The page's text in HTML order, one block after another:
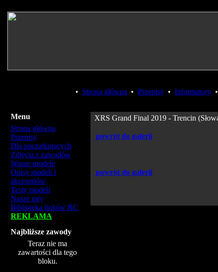
• Strona główna • Przepisy • Informatory
Menu
Strona główna
Przepisy
Dla początkujących
Zdjęcia z zawodów
Wasze modele
Opisy modeli i
akcesoriów
Testy modeli
Nasze tory
Biblioteka linków RC
REKLAMA
Najbliższe zawody
Teraz nie ma
zawartości dla tego
bloku.
XRS Grand Final 2019 - Trencin
powrót do galerii
powrót do galerii